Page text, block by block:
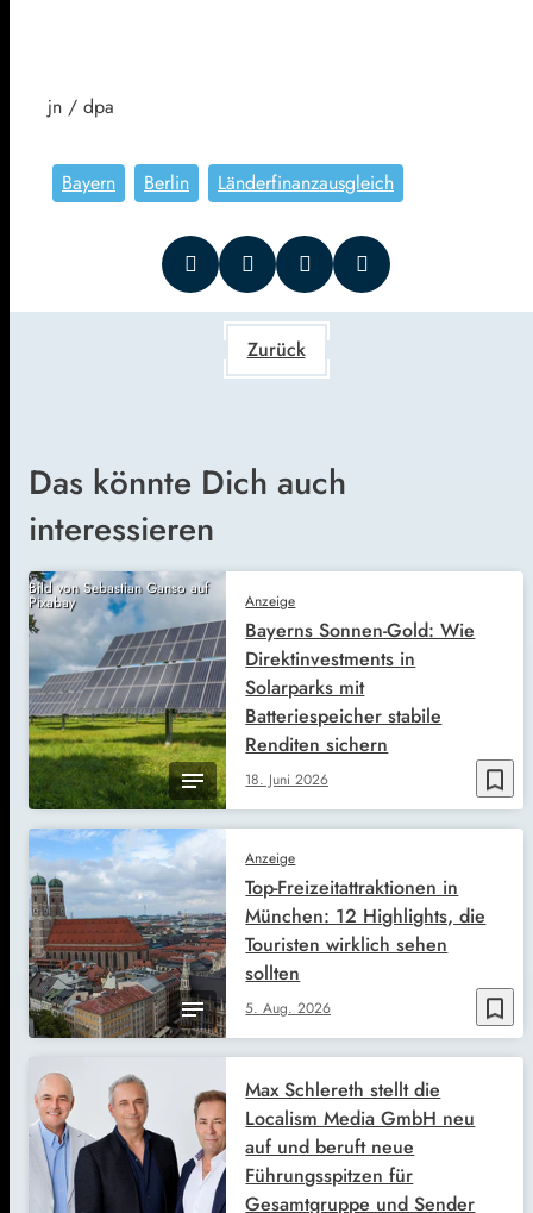
jn / dpa
Bayern Berlin Länderfinanzausgleich
Zurück
Das könnte Dich auch
interessieren
Bild von Sebastian Ganso auf
Pixabay
bookmark_border
Anzeige
18. Juni 2026
Bayerns Sonnen-Gold: Wie
Direktinvestments in
Solarparks mit
Batteriespeicher stabile
Renditen sichern
bookmark_border
Anzeige
5. Aug. 2026
Top-Freizeitattraktionen in
München: 12 Highlights, die
Touristen wirklich sehen
sollten
Max Schlereth stellt die
Localism Media GmbH neu
auf und beruft neue
Führungsspitzen für
Gesamtgruppe und Sender